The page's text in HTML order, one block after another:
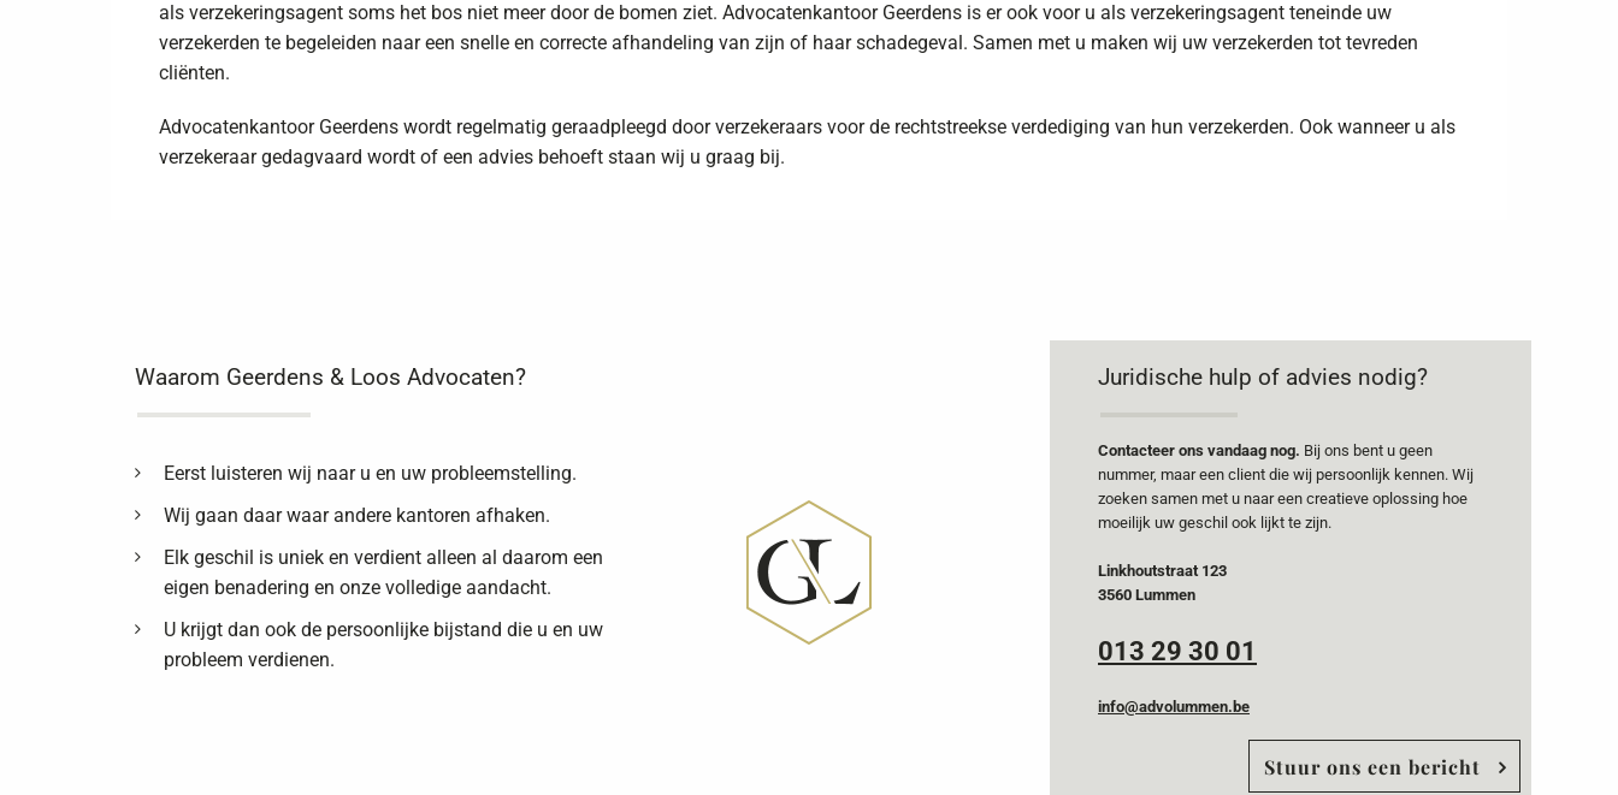
als verzekeringsagent soms het bos niet meer door de bomen ziet. Advocatenkantoor Geerdens is er ook voor u als verzekeringsagent teneinde uw
verzekerden te begeleiden naar een snelle en correcte afhandeling van zijn of haar schadegeval. Samen met u maken wij uw verzekerden tot tevreden
cliënten.
Advocatenkantoor Geerdens wordt regelmatig geraadpleegd door verzekeraars voor de rechtstreekse verdediging van hun verzekerden. Ook wanneer u als
verzekeraar gedagvaard wordt of een advies behoeft staan wij u graag bij.
Waarom Geerdens & Loos Advocaten?
Eerst luisteren wij naar u en uw probleemstelling.
Wij gaan daar waar andere kantoren afhaken.
Elk geschil is uniek en verdient alleen al daarom een
eigen benadering en onze volledige aandacht.
U krijgt dan ook de persoonlijke bijstand die u en uw
probleem verdienen.
Juridische hulp of advies nodig?
Contacteer ons vandaag nog. Bij ons bent u geen
nummer, maar een client die wij persoonlijk kennen. Wij
zoeken samen met u naar een creatieve oplossing hoe
moeilijk uw geschil ook lijkt te zijn.
Linkhoutstraat 123
3560 Lummen
013 29 30 01
info@advolummen.be
Stuur ons een bericht